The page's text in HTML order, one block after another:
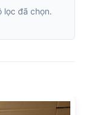
lọc đã chọn.